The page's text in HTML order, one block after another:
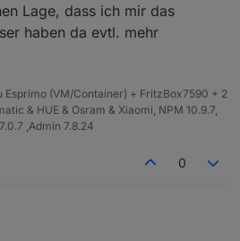
Lage, dass ich mir das
haben da evtl. mehr
Esprimo (VM/Container) + FritzBox7590 + 2
& HUE & Osram & Xiaomi, NPM 10.9.7,
,Admin 7.8.24
0